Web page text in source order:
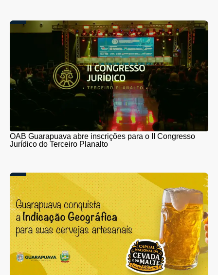
OAB Guarapuava abre inscrições para o II Congresso
Jurídico do Terceiro Planalto